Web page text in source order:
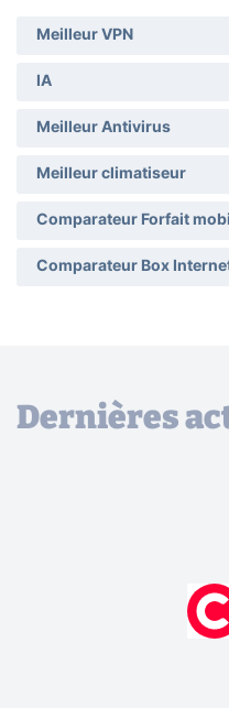
Meilleur VPN
IA
Meilleur Antivirus
Meilleur climatiseur
Comparateur Forfait
Comparateur Box
Dernières